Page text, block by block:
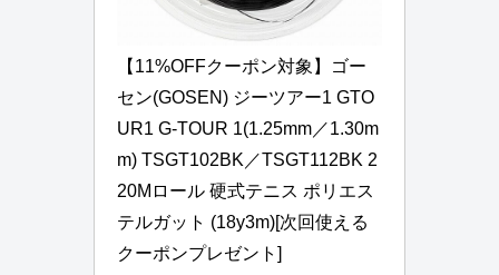
【11%OFFクーポン対象】ゴー
セン(GOSEN) ジーツアー1 GTO
UR1 G-TOUR 1(1.25mm／1.30m
m) TSGT102BK／TSGT112BK 2
20Mロール 硬式テニス ポリエス
テルガット (18y3m)[次回使える
クーポンプレゼント]